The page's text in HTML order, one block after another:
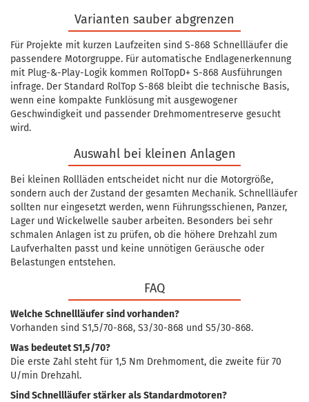
Varianten sauber abgrenzen
Für Projekte mit kurzen Laufzeiten sind S-868 Schnellläufer die
passendere Motorgruppe. Für automatische Endlagenerkennung
mit Plug-&-Play-Logik kommen RolTopD+ S-868 Ausführungen
infrage. Der Standard RolTop S-868 bleibt die technische Basis,
wenn eine kompakte Funklösung mit ausgewogener
Geschwindigkeit und passender Drehmomentreserve gesucht
wird.
Auswahl bei kleinen Anlagen
Bei kleinen Rollläden entscheidet nicht nur die Motorgröße,
sondern auch der Zustand der gesamten Mechanik. Schnellläufer
sollten nur eingesetzt werden, wenn Führungsschienen, Panzer,
Lager und Wickelwelle sauber arbeiten. Besonders bei sehr
schmalen Anlagen ist zu prüfen, ob die höhere Drehzahl zum
Laufverhalten passt und keine unnötigen Geräusche oder
Belastungen entstehen.
FAQ
Welche Schnellläufer sind vorhanden?
Vorhanden sind S1,5/70-868, S3/30-868 und S5/30-868.
Was bedeutet S1,5/70?
Die erste Zahl steht für 1,5 Nm Drehmoment, die zweite für 70
U/min Drehzahl.
Sind Schnellläufer stärker als Standardmotoren?